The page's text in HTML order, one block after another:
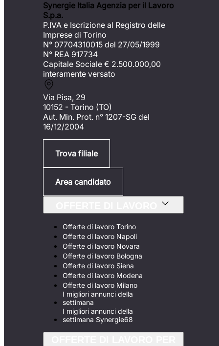
Synergie Italia Agenzia per il Lavoro
S.p.a.
P.IVA e Iscrizione al Registro delle
Imprese di Torino
N° 07704310015 del 27/05/1999
N° REA 917734
Capitale Sociale € 2.500.000,00
interamente versato
Via Pisa, 29
10152 - Torino (TO)
Aut. Min. Prot. n° 1207-SG del
16/12/2004
Trova filiale
Area candidato
Offerte di lavoro Torino
Offerte di lavoro Napoli
Offerte di lavoro Novara
Offerte di lavoro Bologna
Offerte di lavoro Siena
Offerte di lavoro Modena
Offerte di lavoro Milano
I migliori annunci della
settimana
I migliori annunci della
settimana Synergie68